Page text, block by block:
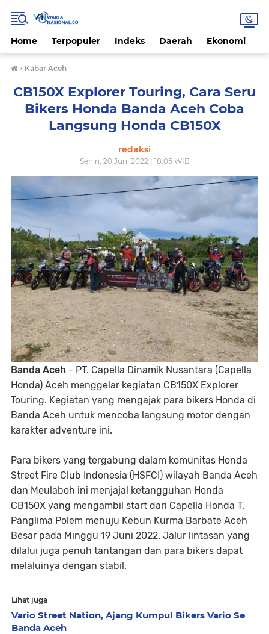
Home Terpopuler Indeks Daerah Ekonomi
› Kabar Aceh
CB150X Explorer Touring, Cara Seru
Bikers Honda Banda Aceh Coba
Langsung Honda CB150X
redaksi
Senin, 20 Juni 2022 | 18.05 WIB
Banda Aceh - PT. Capella Dinamik Nusantara (Capella
Honda) Aceh menggelar kegiatan CB150X Explorer
Touring. Kegiatan yang mengajak para bikers Honda di
Banda Aceh untuk mencoba langsung motor dengan
karakter adventure ini.
Para bikers yang tergabung dalam komunitas Honda
Street Fire Club Indonesia (HSFCI) wilayah Banda Aceh
dan Meulaboh ini menjajal ketangguhan Honda
CB150X yang mengambil start dari Capella Honda T.
Panglima Polem menuju Kebun Kurma Barbate Aceh
Besar pada Minggu 19 Juni 2022. Jalur lintasan yang
dilalui juga penuh tantangan dan para bikers dapat
melaluinya dengan stabil.
Lihat juga
Vario Street Nation, Ajang Kumpul Bikers Vario Se
Banda Aceh